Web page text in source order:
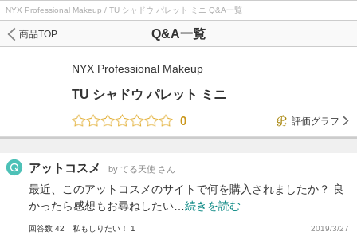
NYX Professional Makeup / TU シャドウ パレット ミニ Q&A一覧
Q&A一覧
商品TOP
NYX Professional Makeup
TU シャドウ パレット ミニ
0
評価グラフ
アットコスメ by てる天使 さん
最近、このアットコスメのサイトで何を購入されましたか？ 良
かったら感想もお尋ねしたい… 続きを読む
回答数 42 私もしりたい！ 1 2019/3/27